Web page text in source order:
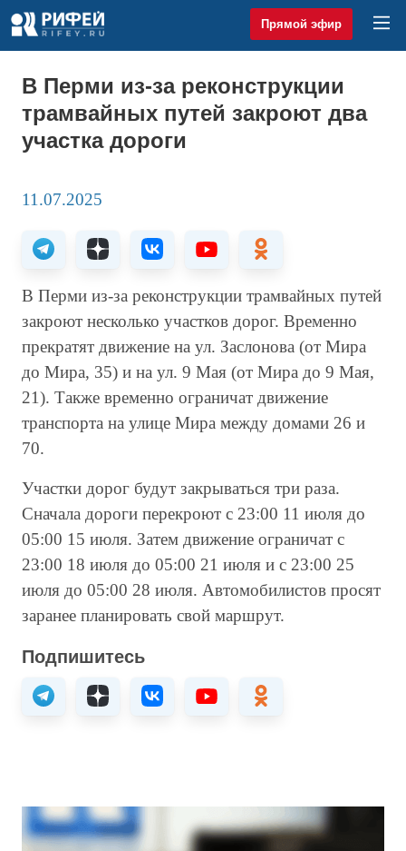
Прямой эфир
В Перми из-за реконструкции
трамвайных путей закроют два
участка дороги
11.07.2025
В Перми из-за реконструкции трамвайных путей
закроют несколько участков дорог. Временно
прекратят движение на ул. Заслонова (от Мира
до Мира, 35) и на ул. 9 Мая (от Мира до 9 Мая,
21). Также временно ограничат движение
транспорта на улице Мира между домами 26 и
70.
Участки дорог будут закрываться три раза.
Сначала дороги перекроют с 23:00 11 июля до
05:00 15 июля. Затем движение ограничат с
23:00 18 июля до 05:00 21 июля и с 23:00 25
июля до 05:00 28 июля. Автомобилистов просят
заранее планировать свой маршрут.
Подпишитесь